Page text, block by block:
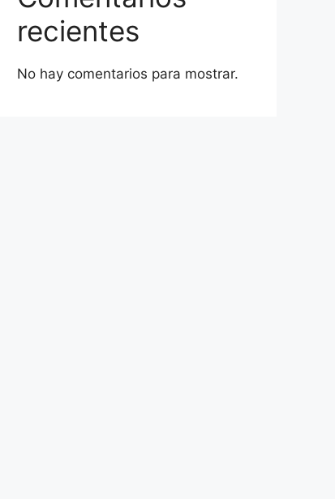
recientes
No hay comentarios para mostrar.